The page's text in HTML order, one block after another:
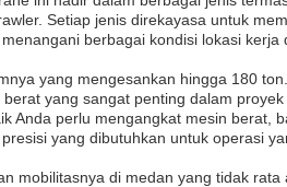
Setiap jenis direkayasa untuk
berbagai kondisi lokasi kerja
yang mengesankan hingga 180 ton.
yang sangat penting dalam proyek
Anda perlu mengangkat mesin berat,
yang dibutuhkan untuk operasi
mobilitasnya di medan yang tidak rata